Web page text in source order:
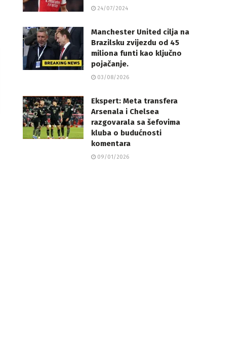
24/07/2024
Manchester United cilja na
Brazilsku zvijezdu od 45
miliona funti kao ključno
pojačanje.
03/08/2026
Ekspert: Meta transfera
Arsenala i Chelsea
razgovarala sa šefovima
kluba o budućnosti
komentara
09/01/2026